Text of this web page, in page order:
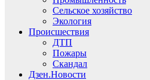
Сельское хозяйство
Экология
Происшествия
ДТП
Пожары
Скандал
Дзен.Новости